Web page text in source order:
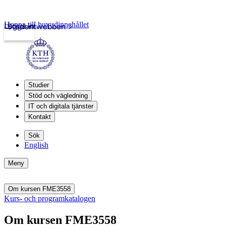
Studentwebben
Logga in
Hoppa till huvudinnehållet
Studier
Stöd och vägledning
IT och digitala tjänster
Kontakt
Sök
English
Meny
Om kursen FME3558
Kurs- och programkatalogen
Om kursen FME3558